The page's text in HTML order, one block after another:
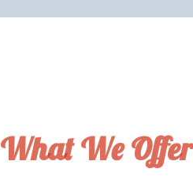
What We Offer